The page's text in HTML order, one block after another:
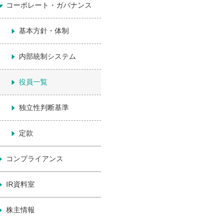
コーポレート・ガバナンス
基本方針・体制
内部統制システム
役員一覧
独立性判断基準
定款
コンプライアンス
IR資料室
株主情報